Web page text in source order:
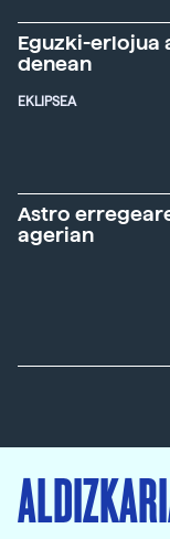
Eguzki-erlojua
denean
EKLIPSEA
Astro
agerian